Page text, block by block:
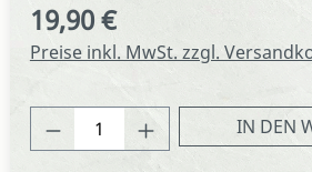
Regulärer Preis:
19,90 €
Preise inkl. MwSt. zzgl.
Produkt Anzahl: Gib
IN DEN